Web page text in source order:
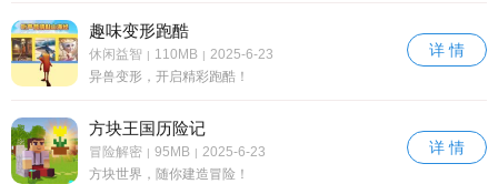
趣味变形跑酷
休闲益智 | 110MB | 2025-6-23
异兽变形，开启精彩跑酷！
详 情
方块王国历险记
冒险解密 | 95MB | 2025-6-23
方块世界，随你建造冒险！
详 情